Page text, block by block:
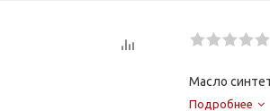
Масло
Подробнее